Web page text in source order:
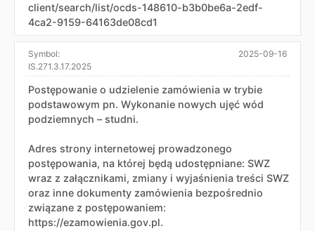
client/search/list/ocds-148610-b3b0be6a-2edf-
4ca2-9159-64163de08cd1
Symbol:
IS.271.3.17.2025
2025-09-16
Postępowanie o udzielenie zamówienia w trybie
podstawowym pn. Wykonanie nowych ujęć wód
podziemnych – studni.
Adres strony internetowej prowadzonego
postępowania, na której będą udostępniane: SWZ
wraz z załącznikami, zmiany i wyjaśnienia treści SWZ
oraz inne dokumenty zamówienia bezpośrednio
związane z postępowaniem:
https://ezamowienia.gov.pl.